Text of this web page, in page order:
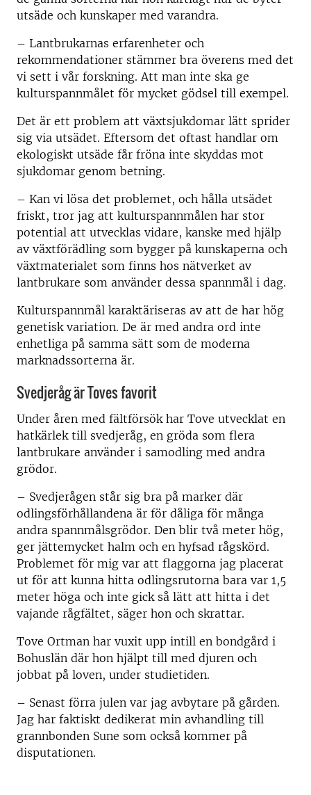
utsäde och kunskaper med varandra.
– Lantbrukarnas erfarenheter och
rekommendationer stämmer bra överens med det
vi sett i vår forskning. Att man inte ska ge
kulturspannmålet för mycket gödsel till exempel.
Det är ett problem att växtsjukdomar lätt sprider
sig via utsädet. Eftersom det oftast handlar om
ekologiskt utsäde får fröna inte skyddas mot
sjukdomar genom betning.
– Kan vi lösa det problemet, och hålla utsädet
friskt, tror jag att kulturspannmålen har stor
potential att utvecklas vidare, kanske med hjälp
av växtförädling som bygger på kunskaperna och
växtmaterialet som finns hos nätverket av
lantbrukare som använder dessa spannmål i dag.
Kulturspannmål karaktäriseras av att de har hög
genetisk variation. De är med andra ord inte
enhetliga på samma sätt som de moderna
marknadssorterna är.
Svedjeråg är Toves favorit
Under åren med fältförsök har Tove utvecklat en
hatkärlek till svedjeråg, en gröda som flera
lantbrukare använder i samodling med andra
grödor.
– Svedjerågen står sig bra på marker där
odlingsförhållandena är för dåliga för många
andra spannmålsgrödor. Den blir två meter hög,
ger jättemycket halm och en hyfsad rågskörd.
Problemet för mig var att flaggorna jag placerat
ut för att kunna hitta odlingsrutorna bara var 1,5
meter höga och inte gick så lätt att hitta i det
vajande rågfältet, säger hon och skrattar.
Tove Ortman har vuxit upp intill en bondgård i
Bohuslän där hon hjälpt till med djuren och
jobbat på loven, under studietiden.
– Senast förra julen var jag avbytare på gården.
Jag har faktiskt dedikerat min avhandling till
grannbonden Sune som också kommer på
disputationen.